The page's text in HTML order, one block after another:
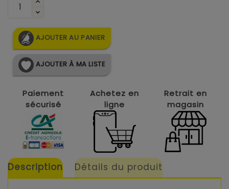
AJOUTER AU PANIER
AJOUTER À MA LISTE
Paiement
sécurisé
Achetez en
ligne
Retrait en
magasin
Description Détails du produit